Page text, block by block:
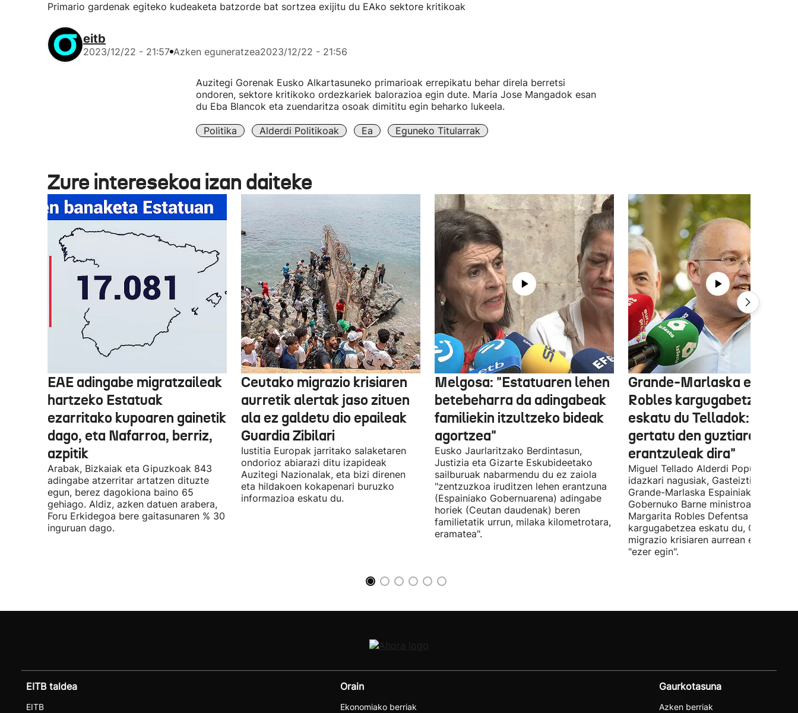
Primario gardenak egiteko kudeaketa batzorde bat sortzea exijitu du EAko sektore kritikoak
eitb
2023/12/22 - 21:57 Azken eguneratzea2023/12/22 - 21:56
Auzitegi Gorenak Eusko Alkartasuneko primarioak errepikatu behar direla berretsi
ondoren, sektore kritikoko ordezkariek balorazioa egin dute. Maria Jose Mangadok esan
du Eba Blancok eta zuendaritza osoak dimititu egin beharko lukeela.
Politika Alderdi Politikoak Ea Eguneko Titularrak
Zure interesekoa izan daiteke
EAE adingabe migratzaileak
hartzeko Estatuak
ezarritako kupoaren gainetik
dago, eta Nafarroa, berriz,
azpitik
Arabak, Bizkaiak eta Gipuzkoak 843
adingabe atzerritar artatzen dituzte
egun, berez dagokiona baino 65
gehiago. Aldiz, azken datuen arabera,
Foru Erkidegoa bere gaitasunaren % 30
inguruan dago.
Ceutako migrazio krisiaren
aurretik alertak jaso zituen
ala ez galdetu dio epaileak
Guardia Zibilari
Iustitia Europak jarritako salaketaren
ondorioz abiarazi ditu izapideak
Auzitegi Nazionalak, eta bizi direnen
eta hildakoen kokapenari buruzko
informazioa eskatu du.
Melgosa: "Estatuaren lehen
betebeharra da adingabeak
familiekin itzultzeko bideak
agortzea"
Eusko Jaurlaritzako Berdintasun,
Justizia eta Gizarte Eskubideetako
sailburuak nabarmendu du ez zaiola
"zentzuzkoa iruditzen lehen erantzuna
(Espainiako Gobernuarena) adingabe
horiek (Ceutan daudenak) beren
familietatik urrun, milaka kilometrotara,
eramatea".
Grande-Marlaska eta
Robles kargugabetzea
eskatu du Telladok:
gertatu den guztiaren
erantzuleak dira"
Miguel Tellado Alderdi Popularraren
idazkari nagusiak, Gasteiztik,
Grande-Marlaska Espainiako
Gobernuko Barne ministroa eta
Margarita Robles Defentsa ministroa
kargugabetzea eskatu du, Ceutako
migrazio krisiaren aurrean ez
"ezer egin".
EITB taldea
EITB
Orain
Ekonomiako berriak
Gaurkotasuna
Azken berriak